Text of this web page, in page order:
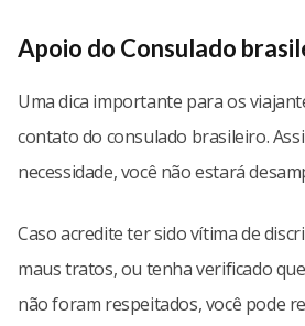
Apoio do Consulado
Uma dica importante para os
contato do consulado brasileiro.
necessidade, você não estará
Caso acredite ter sido vítima de
maus tratos, ou tenha verificado
não foram respeitados, você pode